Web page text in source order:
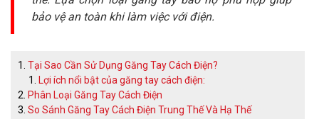
bảo vệ an toàn khi làm việc với điện.
Tại Sao Cần Sử Dụng Găng Tay Cách Điện?
Lợi ích nổi bật của găng tay cách điện:
Phân Loại Găng Tay Cách Điện
So Sánh Găng Tay Cách Điện Trung Thế Và Hạ Thế